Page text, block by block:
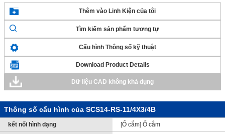
Thêm vào Linh Kiện của tôi
Tìm kiếm sản phẩm tương tự
Cấu hình Thông số kỹ thuật
Download Product Details
Dữ liệu CAD không khả dụng
Thông số cấu hình của SCS14-RS-11/4X3/4B
kết nối hình dạng [Ổ cắm] Ổ cắm